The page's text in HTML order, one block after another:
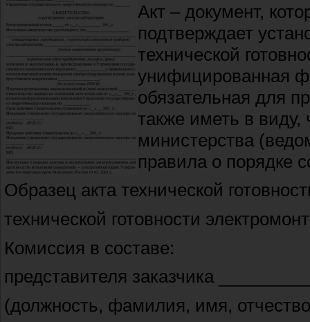
Акт – документ,
подтверждает
технической
унифицированная
обязательная для
также иметь в
министерства
правила о порядке
Образец акта технической
технической готовности
Комиссия в составе:
представителя заказчика
(должность, фамилия, имя,